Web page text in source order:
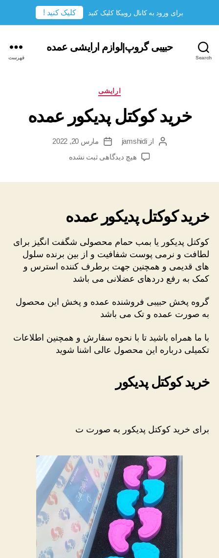
Search
حبیبی گروپ|لوازم ارایشی عمده
فهرست
دسته‌ها
ارایشی
خرید کوکتل پدیکور عمده
نویسندهٔ
نوشته
ازjamshidi
تاریخمارس 20, 2022
هیچ دیدگاهیبرای
ثبت نشده
خرید کوکتل پدیکور عمده
کوکتل پدیکور یا بمب حمام محصولی شگفت انگیز برای
لطافت و نرمی پوست شفافیت و از بین برنده سلول
های قدیمی و همچنین جهت برطرف کننده استرس و
کمک به رفع دردهای عضلانی می باشد
گروه پخش حبیبی فروشنده عمده و پخش این محصول
به صورت عمده و تک می باشد
با ما همراه باشید تا با نحوه سفارش و همچنین اطلاعات
تکمیلی درباره این محصول عالی اشنا شوید
خرید کوکتل پدیکور
برای خرید کوکتل پدیکور به صورت ت
برای ورود به کانال روبیکا کلیک کنید کلیک کنید !